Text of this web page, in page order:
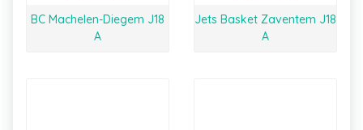
BC Machelen-Diegem J18
A
Jets Basket Zaventem J18
A